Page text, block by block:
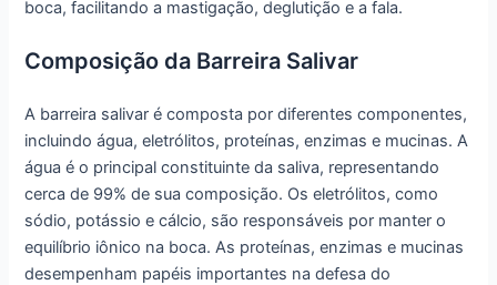
boca, facilitando a mastigação, deglutição e a fala.
Composição da Barreira Salivar
A barreira salivar é composta por diferentes componentes,
incluindo água, eletrólitos, proteínas, enzimas e mucinas. A
água é o principal constituinte da saliva, representando
cerca de 99% de sua composição. Os eletrólitos, como
sódio, potássio e cálcio, são responsáveis por manter o
equilíbrio iônico na boca. As proteínas, enzimas e mucinas
desempenham papéis importantes na defesa do